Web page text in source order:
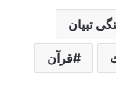
تبیان
قرآن